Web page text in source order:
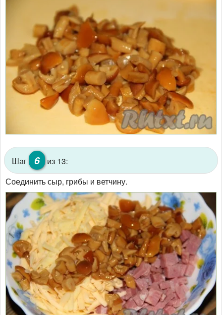
Шаг 6
из 13:
Соединить сыр, грибы и ветчину.